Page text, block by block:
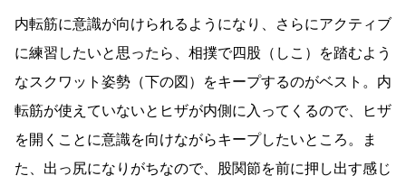
内転筋に意識が向けられるようになり、さらにアクティブ
に練習したいと思ったら、相撲で四股（しこ）を踏むよう
なスクワット姿勢（下の図）をキープするのがベスト。内
転筋が使えていないとヒザが内側に入ってくるので、ヒザ
を開くことに意識を向けながらキープしたいところ。ま
た、出っ尻になりがちなので、股関節を前に押し出す感じ